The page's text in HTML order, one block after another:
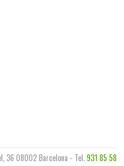
36 08002 Barcelona - Tel. 931 85 58